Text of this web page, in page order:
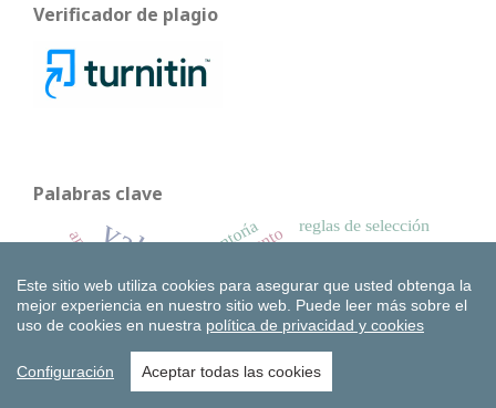
Verificador de plagio
Palabras clave
Competitividad
valor socialESG
Arraigo
ecosistema
rendimiento
influencia
rentabilidad
gestores de cartera
reglas de selección
GEM
España
mentoría
desempeño
ASG
stock
ética
antifragilidad
Este sitio web utiliza cookies para asegurar que usted obtenga la
mejor experiencia en nuestro sitio web. Puede leer más sobre el
uso de cookies en nuestra política de privacidad y cookies
Configuración Aceptar todas las cookies